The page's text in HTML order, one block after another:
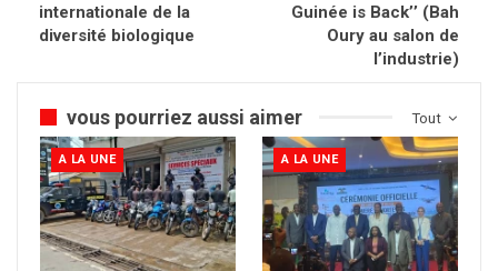
internationale de la
diversité biologique
Guinée is Back’’ (Bah
Oury au salon de
l’industrie)
Tout
vous pourriez aussi aimer
A LA UNE A LA UNE